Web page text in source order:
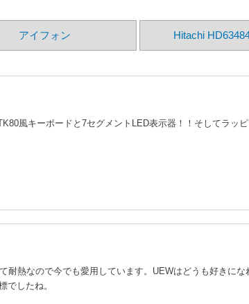
アイフォン Hitachi
風キーボードと7セグメントLED表示器！！そしてラッ
耐熱なので今でも愛用しています。UEWはどうも好きにな
でしたね。